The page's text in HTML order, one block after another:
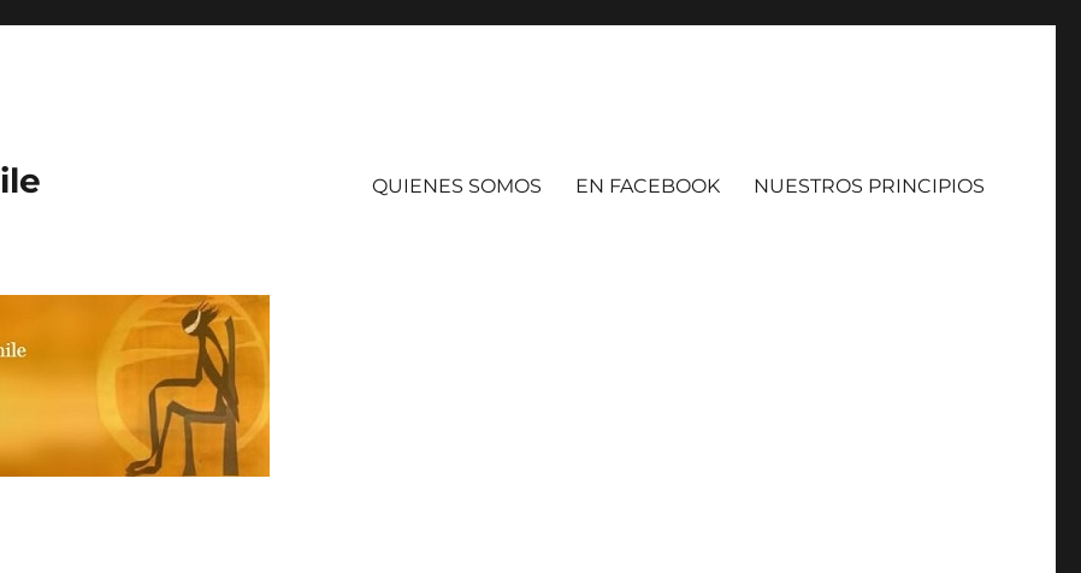
QUIENES SOMOS EN FACEBOOK NUESTROS PRINCIPIOS